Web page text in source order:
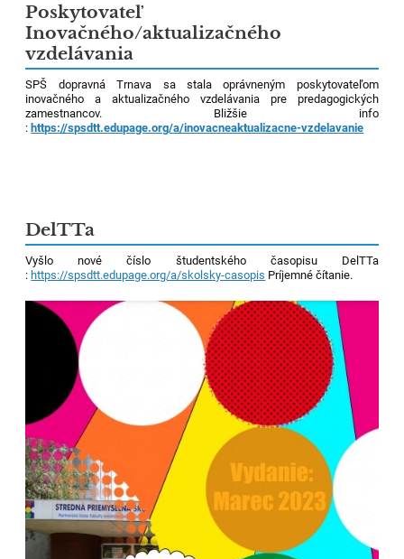
Poskytovateľ
Inovačného/aktualizačného
vzdelávania
SPŠ dopravná Trnava sa stala oprávneným poskytovateľom
inovačného a aktualizačného vzdelávania pre predagogických
zamestnancov. Bližšie info
: https://spsdtt.edupage.org/a/inovacneaktualizacne-vzdelavanie
DelTTa
Vyšlo nové číslo študentského časopisu DelTTa
: https://spsdtt.edupage.org/a/skolsky-casopis Príjemné čítanie.